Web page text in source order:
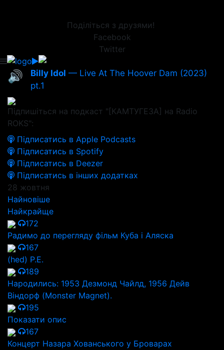
Поділіться з друзями!
Facebook
Twitter
🔊 Billy Idol — Live At The Hoover Dam (2023)
pt.1
Підпишіться на подкаст "[КАМТУГЕЗА] на Radio
ROKS":
Підписатись в Apple Podcasts
Підписатись в Spotify
Підписатись в Deezer
Підписатись в інших додатках
28 жовтня
Найновіше
Найкрайще
172
Радимо до перегляду фільм Куба і Аляска
167
(hed) P.E.
189
Народились: 1953 Дезмонд Чайлд, 1956 Дейв
Віндорф (Monster Magnet).
195
Показати опис
167
Концерт Назара Хованського у Броварах